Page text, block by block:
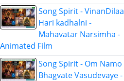
Song Spirit - VinanDilaa
Hari kadhalni -
Mahavatar Narsimha -
Animated Film
Song Spirit - Om Namo
Bhagvate Vasudevaye -